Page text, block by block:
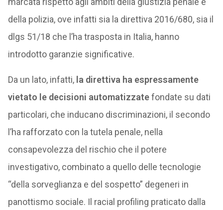
della polizia, ove infatti sia la direttiva 2016/680, sia il
dlgs 51/18 che l’ha trasposta in Italia, hanno
introdotto garanzie significative.
Da un lato, infatti, la direttiva ha espressamente
vietato le decisioni automatizzatefondate su dati
particolari, che inducano discriminazioni, il secondo
l’ha rafforzato con la tutela penale, nella
consapevolezza del rischio che il potere
investigativo, combinato a quello delle tecnologie
“della sorveglianza e del sospetto” degeneri in
panottismo sociale. Il racial profiling praticato dalla